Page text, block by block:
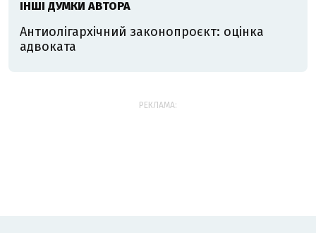
ІНШІ ДУМКИ АВТОРА
Антиолігархічний законопроєкт: оцінка
адвоката
РЕКЛАМА: